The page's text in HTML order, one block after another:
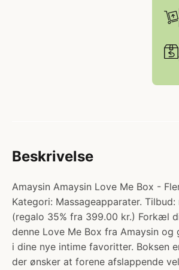
Beskrivelse
Amaysin Amaysin Love Me Box -
Kategori: Massageapparater.
(regalo 35% fra 399.00 kr.) Forkæl
denne Love Me Box fra Amaysin og
i dine nye intime favoritter. Boksen
der ønsker at forene afslappende